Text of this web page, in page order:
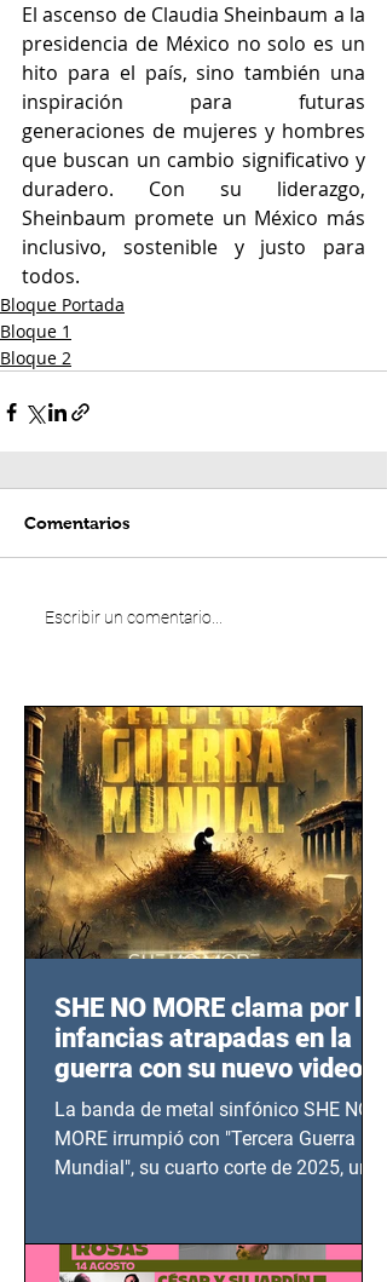
El ascenso de Claudia Sheinbaum a la
presidencia de México no solo es un
hito para el país, sino también una
inspiración para futuras
generaciones de mujeres y hombres
que buscan un cambio significativo y
duradero. Con su liderazgo,
Sheinbaum promete un México más
inclusivo, sostenible y justo para
todos.
Bloque Portada
Bloque 1
Bloque 2
Comentarios
Escribir un comentario...
SHE NO MORE clama por las
infancias atrapadas en la
guerra con su nuevo video
TERCERA GUERRA
MUNDIAL
La banda de metal sinfónico SHE NO
MORE irrumpió con "Tercera Guerra
Mundial", su cuarto corte de 2025, un
bélicos.